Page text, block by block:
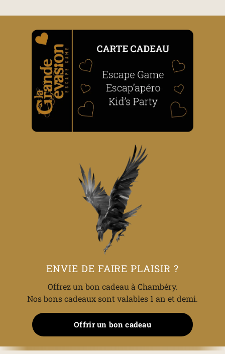
ENVIE DE FAIRE PLAISIR ?
Offrez un bon cadeau à Chambéry.
Nos bons cadeaux sont valables 1 an et demi.
Offrir un bon cadeau